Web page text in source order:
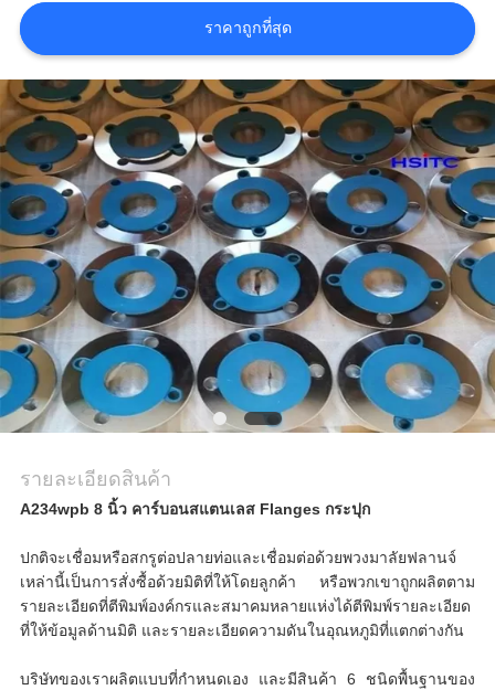
ขอคํา
อ้างอิง
แผนผัง
เว็บไซต์
นโยบาย
ความ
เป็น
ส่วน
ตัว
ราคาถูกที่สุด
รายละเอียดสินค้า
A234wpb 8 นิ้ว คาร์บอนสแตนเลส Flanges กระปุก
ปกติจะเชื่อมหรือสกรูต่อปลายท่อและเชื่อมต่อด้วยพวงมาลัยฟลานจ์
เหล่านี้เป็นการสั่งซื้อด้วยมิติที่ให้โดยลูกค้า หรือพวกเขาถูกผลิตตาม
รายละเอียดที่ตีพิมพ์องค์กรและสมาคมหลายแห่งได้ตีพิมพ์รายละเอียด
ที่ให้ข้อมูลด้านมิติ และรายละเอียดความดันในอุณหภูมิที่แตกต่างกัน
บริษัทของเราผลิตแบบที่กําหนดเอง และมีสินค้า 6 ชนิดพื้นฐานของ